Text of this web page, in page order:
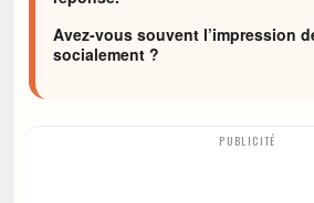
Avez-vous souvent l’impression
socialement ?
PUBLICITÉ